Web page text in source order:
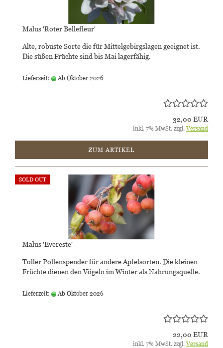
Malus 'Roter Bellefleur'
Alte, robuste Sorte die für Mittelgebirgslagen geeignet ist.
Die süßen Früchte sind bis Mai lagerfähig.
Lieferzeit: Ab Oktober 2026
32,00 EUR
inkl. 7% MwSt. zzgl.Versand
ZUM ARTIKEL
SOLD OUT
Malus 'Evereste'
Toller Pollenspender für andere Apfelsorten. Die kleinen
Früchte dienen den Vögeln im Winter als Nahrungsquelle.
Lieferzeit: Ab Oktober 2026
22,00 EUR
inkl. 7% MwSt. zzgl.Versand